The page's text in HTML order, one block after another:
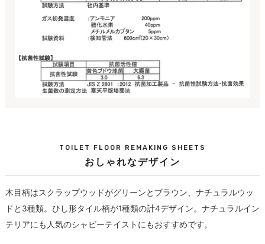
TOILET FLOOR REMAKING SHEETS
おしゃれなデザイン
木目柄はスクラップウッドがグリーンとブラウン、ナチュラルウッ
ドと3種類。ひし形タイル柄が1種類の計4デザイン。ナチュラルイン
テリアにも人気のシャビーテイストにもおすすめです。